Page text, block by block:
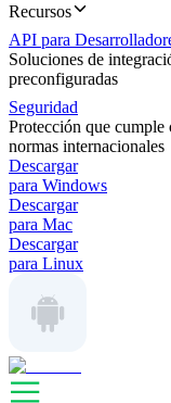
Recursos
API para
Soluciones de
preconfiguradas
Seguridad
Protección que cumple
normas internacionales
Descargar
para Windows
Descargar
para Mac
Descargar
para Linux